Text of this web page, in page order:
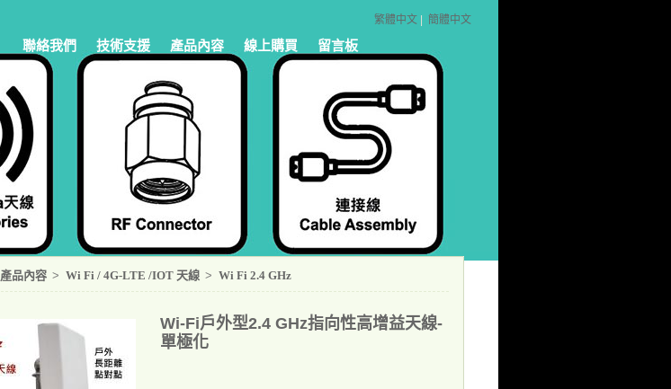
繁體中文 簡體中文
聯絡我們 技術支援 產品內容 線上購買 留言板
產品內容 > Wi Fi / 4G-LTE /IOT 天線 > Wi Fi 2.4 GHz
Wi-Fi戶外型2.4 GHz指向性高增益天線-
單極化